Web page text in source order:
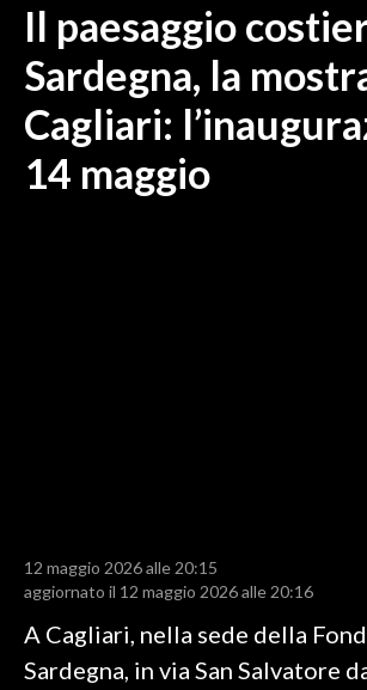
ITALIA
MONDO
POLITICA
ECONOMIA
BASKET
MOTORI
Il paesaggio
Sardegna, la
Cagliari:
14 maggio
12 maggio 2026 alle 20:15
aggiornato il 12 maggio 2026 alle 20:16
A Cagliari, nella sede della
Sardegna, in via San Salvatore